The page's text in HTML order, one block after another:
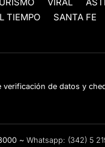
VIRAL
TIEMPO SANTA FE
verificación de datos y
~ Whatsapp: (342) 5